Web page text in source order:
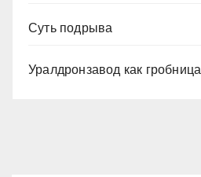
Суть подрыва
Уралдронзавод как гробница